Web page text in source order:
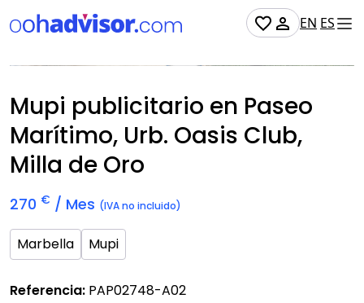
EN ES
No Disponible
Mupi publicitario en Paseo
Marítimo, Urb. Oasis Club,
Milla de Oro
270 € / Mes (IVA no incluido)
Marbella Mupi
Referencia: PAP02748-A02